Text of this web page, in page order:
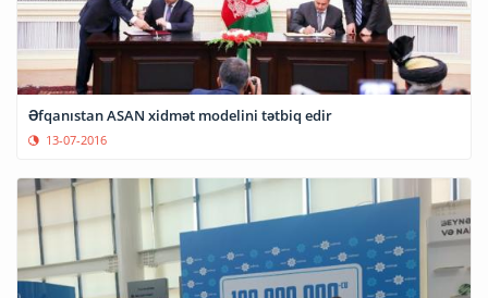
Əfqanıstan ASAN xidmət modelini tətbiq edir
13-07-2016